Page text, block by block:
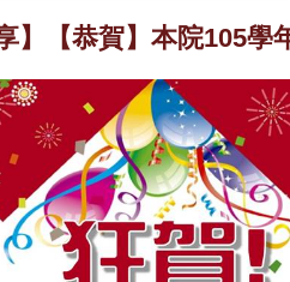
】【恭賀】本院105